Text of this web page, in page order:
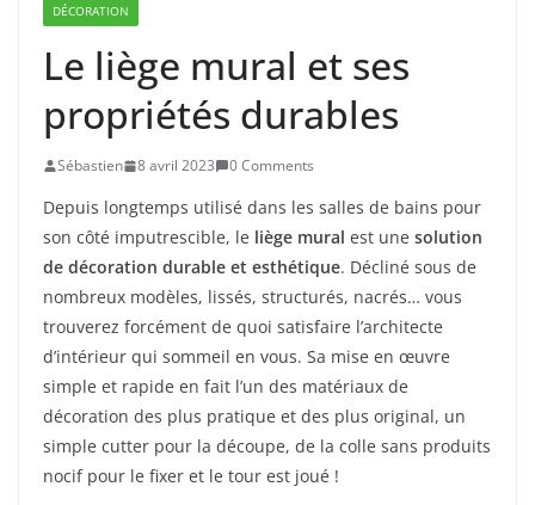
DÉCORATION
Le liège mural et ses
propriétés durables
Sébastien 8 avril 2023 0 Comments
Depuis longtemps utilisé dans les salles de bains pour
son côté imputrescible, le liège mural est une solution
de décoration durable et esthétique. Décliné sous de
nombreux modèles, lissés, structurés, nacrés… vous
trouverez forcément de quoi satisfaire l’architecte
d’intérieur qui sommeil en vous. Sa mise en œuvre
simple et rapide en fait l’un des matériaux de
décoration des plus pratique et des plus original, un
simple cutter pour la découpe, de la colle sans produits
nocif pour le fixer et le tour est joué !